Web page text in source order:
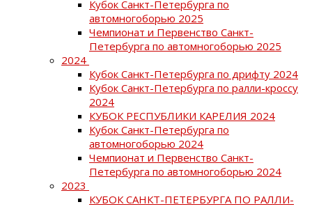
Кубок Санкт-Петербурга по
автомногоборью 2025
Чемпионат и Первенство Санкт-
Петербурга по автомногоборью 2025
2024
Кубок Санкт-Петербурга по дрифту 2024
Кубок Санкт-Петербурга по ралли-кроссу
2024
КУБОК РЕСПУБЛИКИ КАРЕЛИЯ 2024
Кубок Санкт-Петербурга по
автомногоборью 2024
Чемпионат и Первенство Санкт-
Петербурга по автомногоборью 2024
2023
КУБОК САНКТ-ПЕТЕРБУРГА ПО РАЛЛИ-